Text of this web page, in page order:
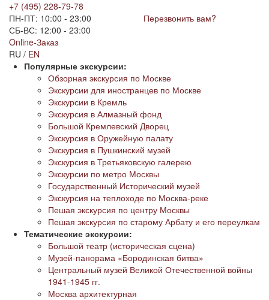
+7 (495) 228-79-78
ПН-ПТ: 10:00 - 23:00
СБ-ВС: 12:00 - 23:00
Перезвонить вам?
Online-Заказ
RU / EN
Популярные экскурсии:
Обзорная экскурсия по Москве
Экскурсии для иностранцев по Москве
Экскурсии в Кремль
Экскурсия в Алмазный фонд
Большой Кремлевский Дворец
Экскурсия в Оружейную палату
Экскурсия в Пушкинский музей
Экскурсия в Третьяковскую галерею
Экскурсии по метро Москвы
Государственный Исторический музей
Экскурсия на теплоходе по Москва-реке
Пешая экскурсия по центру Москвы
Пешая экскурсия по старому Арбату и его переулкам
Тематические экскурсии:
Большой театр (историческая сцена)
Музей-панорама «Бородинская битва»
Центральный музей Великой Отечественной войны
1941-1945 гг.
Москва архитектурная